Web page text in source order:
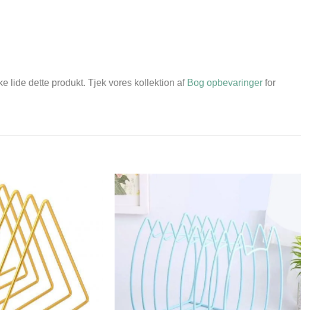
lide dette produkt. Tjek vores kollektion af Bog opbevaringer for